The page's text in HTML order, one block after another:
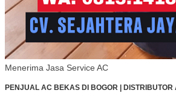
Menerima Jasa Service AC
PENJUAL AC BEKAS DI BOGOR |